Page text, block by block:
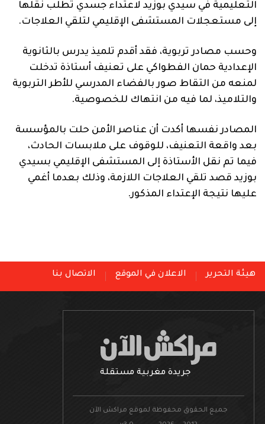
التعليمية في سيدي بوزيد لاعتداء جسدي تطلب نقلها
إلى مستعجلات المستشفى الإقليمي لتلقي العلاجات.
وحسب مصادر تربوية، فقد أقدم تلميذ يدرس بالثانوية
الإعدادية حمان الفطواكي على تعنيف أستاذة تدخلت
لمنعه من التقاط صور بالفضاء المدرسي للأطر التربوية
والتلاميذ، لما فيه من انتهاك للخصوصية.
المصادر نفسها أكدت أن عناصر الأمن حلت بالمؤسسة
بعد واقعة التعنيف، للوقوف على ملابسات الحادث،
فيما تم نقل الأستاذة إلى المستشفى الإقليمي بسيدي
بوزيد قصد تلقي العلاجات اللازمة، وذلك بعدما أغمي
عليها نتيجة الإعتداء المذكور.
هيئة التحرير الاعلان في الموقع الاتصال بنا
جريدة مغربية مستقلة
جميع الحقوق محفوظة لموقع مراكش الآن